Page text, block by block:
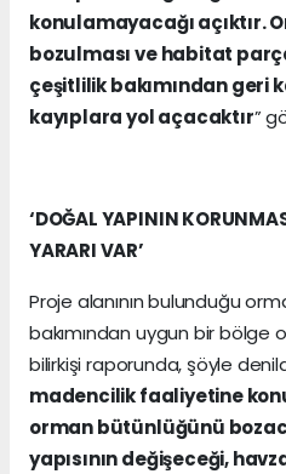
konulamayacağı açıktır.
bozulması ve habitat
çeşitlilik bakımından geri
kayıplara yol açacaktır”
‘DOĞAL YAPININ
YARARI VAR’
Proje alanının bulunduğu
bakımından uygun bir bölge
bilirkişi raporunda, şöyle
madencilik faaliyetine
orman bütünlüğünü
yapısının değişeceği,